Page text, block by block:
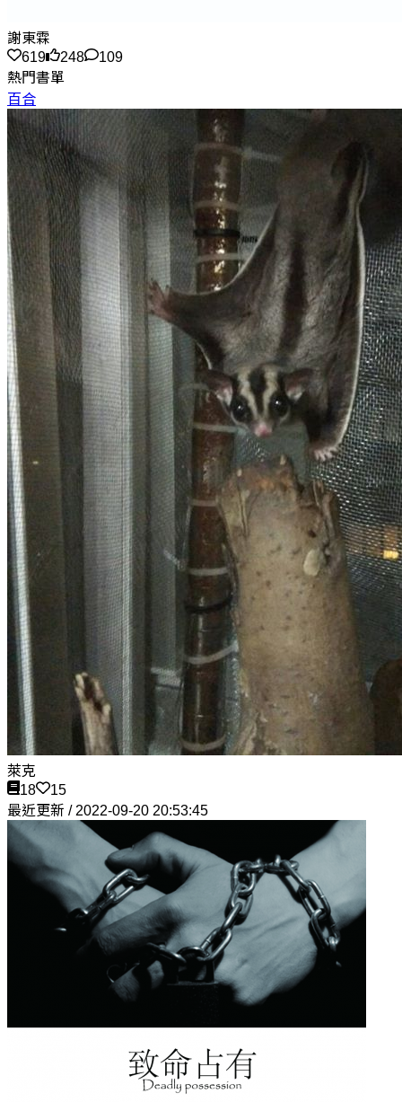
謝東霖
619
248
109
熱門書單
百合
萊克
18
15
最近更新 / 2022-09-20 20:53:45